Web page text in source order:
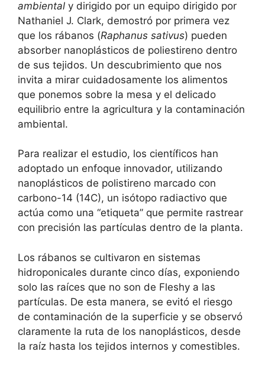
ambiental y dirigido por un equipo dirigido por
Nathaniel J. Clark, demostró por primera vez
que los rábanos (Raphanus sativus) pueden
absorber nanoplásticos de poliestireno dentro
de sus tejidos. Un descubrimiento que nos
invita a mirar cuidadosamente los alimentos
que ponemos sobre la mesa y el delicado
equilibrio entre la agricultura y la contaminación
ambiental.
Para realizar el estudio, los científicos han
adoptado un enfoque innovador, utilizando
nanoplásticos de polistireno marcado con
carbono-14 (14C), un isótopo radiactivo que
actúa como una “etiqueta” que permite rastrear
con precisión las partículas dentro de la planta.
Los rábanos se cultivaron en sistemas
hidroponicales durante cinco días, exponiendo
solo las raíces que no son de Fleshy a las
partículas. De esta manera, se evitó el riesgo
de contaminación de la superficie y se observó
claramente la ruta de los nanoplásticos, desde
la raíz hasta los tejidos internos y comestibles.